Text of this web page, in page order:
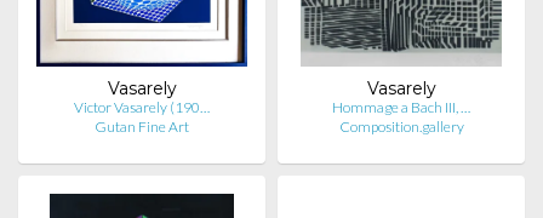
Vasarely
Victor Vasarely (190…
Gutan Fine Art
Vasarely
Hommage a Bach III, …
Composition.gallery